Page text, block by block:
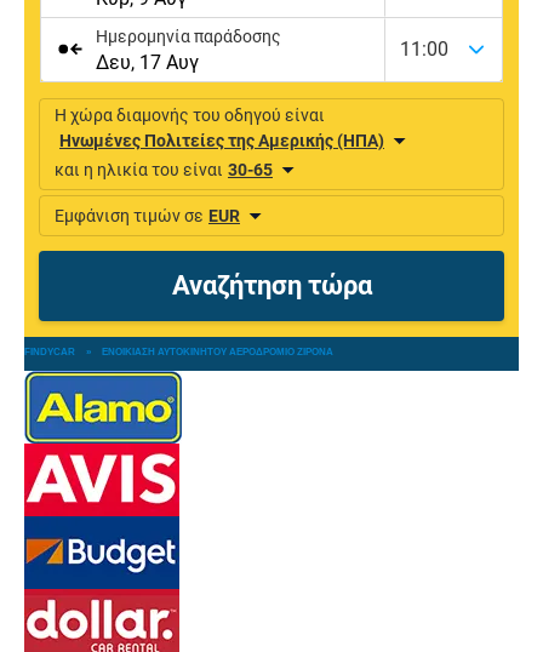
FINDYCAR » ΕΝΟΙΚΊΑΣΗ ΑΥΤΟΚΙΝΉΤΟΥ ΑΕΡΟΔΡΌΜΙΟ ΖΙΡΌΝΑ